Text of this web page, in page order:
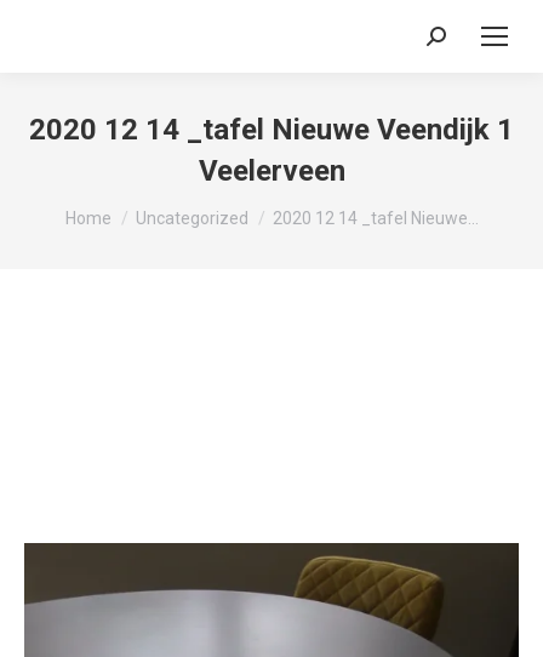
Search:
2020 12 14 _tafel Nieuwe Veendijk 1
Veelerveen
Je bent hier:
Home Uncategorized 2020 12 14 _tafel Nieuwe…